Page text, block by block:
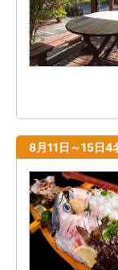
8月11日～15日